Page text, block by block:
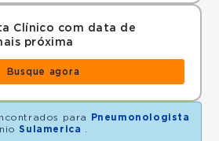
Clínico com data de
próxima
Busque agora
para
Pneumonologista
Sulamerica